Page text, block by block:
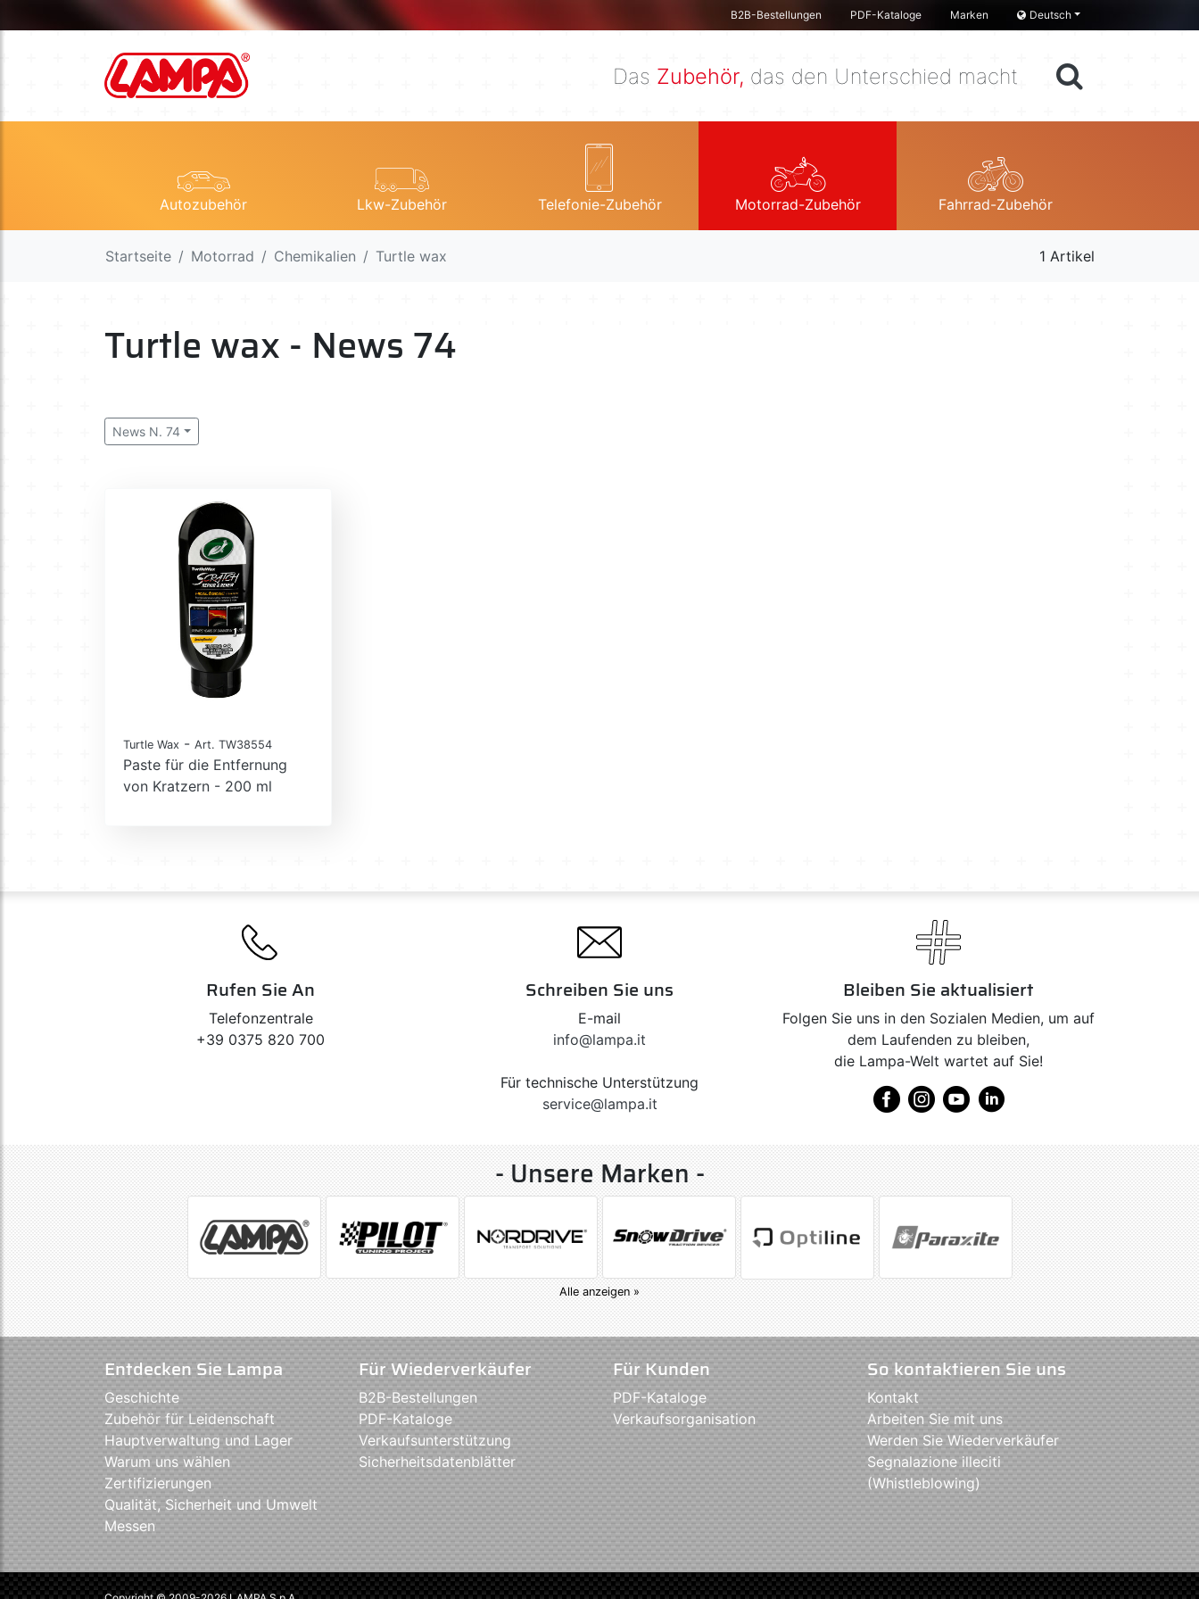
B2B-Bestellungen PDF-Kataloge Marken Deutsch
Das Zubehör, das den Unterschied macht
Autozubehör Lkw-Zubehör Telefonie-Zubehör Motorrad-Zubehör Fahrrad-Zubehör
Startseite Motorrad Chemikalien Turtle wax 1 Artikel
Turtle wax - News 74
News N. 74
Turtle Wax - Art. TW38554
Paste für die Entfernung
von Kratzern - 200 ml
Rufen Sie An
Telefonzentrale
+39 0375 820 700
Schreiben Sie uns
E-mail
info@lampa.it
Für technische Unterstützung
service@lampa.it
Bleiben Sie aktualisiert
Folgen Sie uns in den Sozialen Medien, um auf
dem Laufenden zu bleiben,
die Lampa-Welt wartet auf Sie!
- Unsere Marken -
Alle anzeigen »
Entdecken Sie Lampa
Geschichte
Zubehör für Leidenschaft
Hauptverwaltung und Lager
Warum uns wählen
Zertifizierungen
Qualität, Sicherheit und Umwelt
Messen
Für Wiederverkäufer
B2B-Bestellungen
PDF-Kataloge
Verkaufsunterstützung
Sicherheitsdatenblätter
Für Kunden
PDF-Kataloge
Verkaufsorganisation
So kontaktieren Sie uns
Kontakt
Arbeiten Sie mit uns
Werden Sie Wiederverkäufer
Segnalazione illeciti
(Whistleblowing)